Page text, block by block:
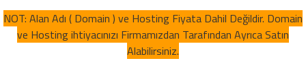
NOT: Alan Adı ( Domain ) ve Hosting Fiyata Dahil Değildir. Domain
ve Hosting ihtiyacınızı Firmamızdan Tarafından Ayrıca Satın
Alabilirsiniz.